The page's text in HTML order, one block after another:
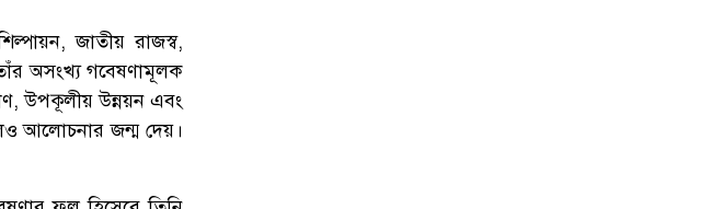
জাতীয় রাজস্ব,
তাঁর অসংখ্য গবেষণামূলক
উপকূলীয় উন্নয়ন এবং
আলোচনার জন্ম দেয়।